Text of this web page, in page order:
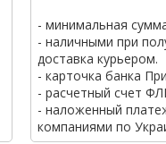
- минимальная
- наличными при
доставка курьером.
- карточка банка
- расчетный счет
- наложенный
компаниями по